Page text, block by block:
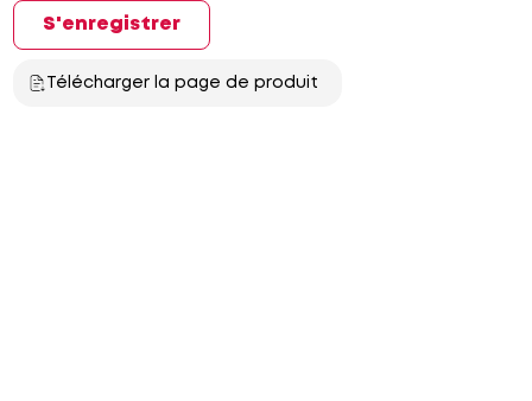
S'enregistrer
Télécharger la page de produit